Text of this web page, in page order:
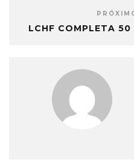
LCHF COMPLETA